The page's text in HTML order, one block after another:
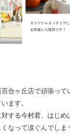
合ヶ丘店で頑張って
ます。
する今村君、はじ
なって涙ぐんでしま